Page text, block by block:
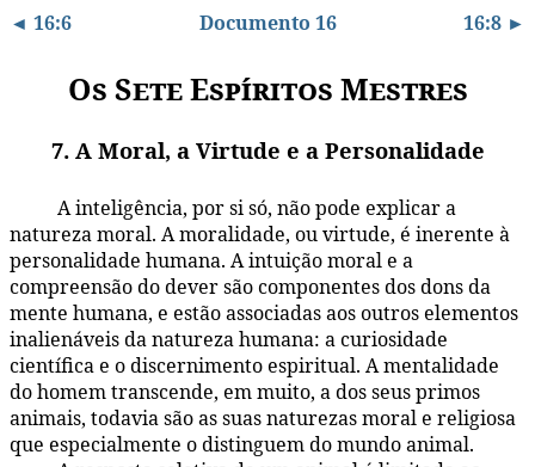
◄ 16:6 Documento 16 16:8 ►
Os Sete Espíritos Mestres
7. A Moral, a Virtude e a Personalidade
A inteligência, por si só, não pode explicar a
natureza moral. A moralidade, ou virtude, é inerente à
personalidade humana. A intuição moral e a
compreensão do dever são componentes dos dons da
mente humana, e estão associadas aos outros elementos
inalienáveis da natureza humana: a curiosidade
científica e o discernimento espiritual. A mentalidade
do homem transcende, em muito, a dos seus primos
animais, todavia são as suas naturezas moral e religiosa
que especialmente o distinguem do mundo animal.